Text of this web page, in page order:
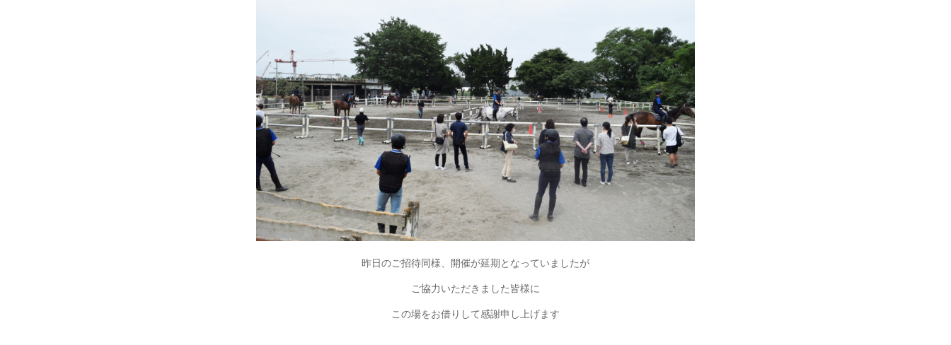
昨日のご招待同様、開催が延期となっていましたが
ご協力いただきました皆様に
この場をお借りして感謝申し上げます